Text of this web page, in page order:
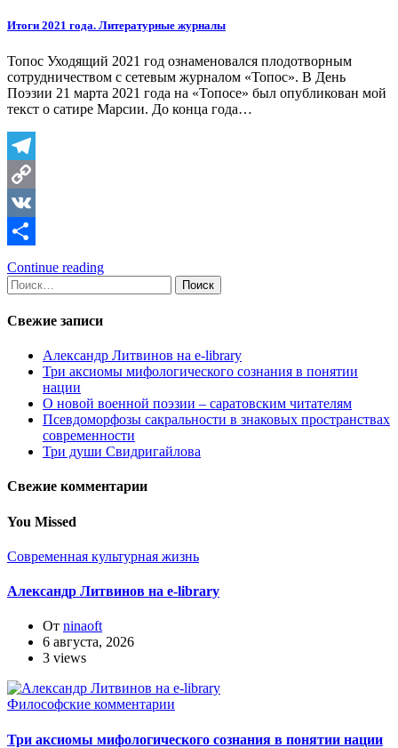
Итоги 2021 года. Литературные журналы
Топос Уходящий 2021 год ознаменовался плодотворным
сотрудничеством с сетевым журналом «Топос». В День
Поэзии 21 марта 2021 года на «Топосе» был опубликован мой
текст о сатире Марсии. До конца года…
Telegram
Copy
Link
VK
Отправить
Continue reading
Найти:
Свежие записи
Александр Литвинов на e-library
Три аксиомы мифологического сознания в понятии
нации
О новой военной поэзии – саратовским читателям
Псевдоморфозы сакральности в знаковых пространствах
современности
Три души Свидригайлова
Свежие комментарии
You Missed
Современная культурная жизнь
Александр Литвинов на e-library
От ninaoft
6 августа, 2026
3 views
Философские комментарии
Три аксиомы мифологического сознания в понятии нации